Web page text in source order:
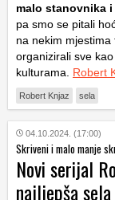
malo stanovnika
pa smo se pitali
na nekim mjestima
organizirali sve
kulturama. Robert
Robert Knjaz sela
04.10.2024. (17:00)
Skriveni i malo manje
Novi serijal
najljepša